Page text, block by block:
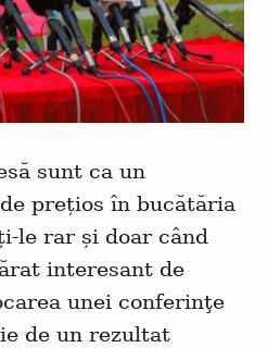
sunt ca un
prețios în bucătăria
le rar și doar când
interesant de
unei conferinţe
de un rezultat